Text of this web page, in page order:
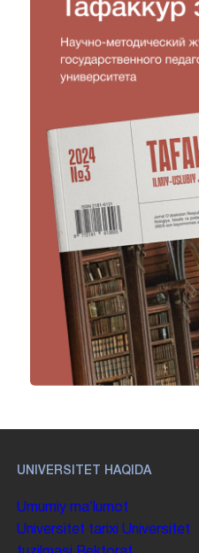
UNIVERSITET HAQIDA
Umumiy maʼlumot
Universitet tarixi Universitet